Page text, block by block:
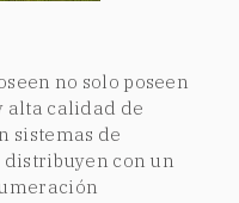
no solo poseen
alta calidad de
sistemas de
con un